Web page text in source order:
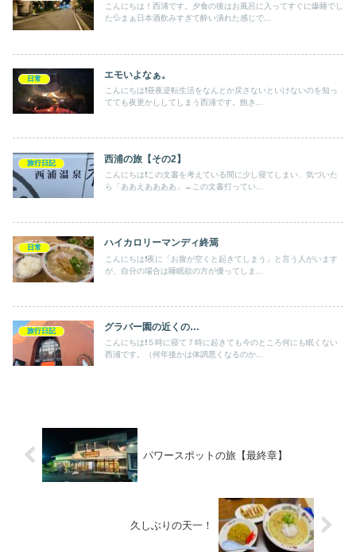
こんにちは！西浦です。夕食の後はお風呂に入ってすぐに爆睡でし
た💦まぁ日本酒飲みすぎて酔い潰れた感じで...
日常 エモいよなぁ。
こんにちは❗️昼夜逆転生活をなんとか戻さないといけないのを知っ
てても夜更かししてしまう西浦です。飽き...
旅行日記 西浦の旅【その2】
こんにちは❗️この文書を考えている間に少し寝てしまい、気づいた
ら「ああえああああ」←この文書打ってい...
日常 ハイカロリーマンディ終焉
こんにちは❗️夜に「お腹が空くと起きてしまう」と言う人がいます
が、自分の場合は睡眠欲の方が優ってしま...
旅行日記 グラバー園の近くの…
こんにちは❗️５時に寝て７時に起きても今のところ何にも眠くない
西浦です。（何年後かは体調悪くなるのか...
パワースポットの旅【最終章】
久しぶりの天一！